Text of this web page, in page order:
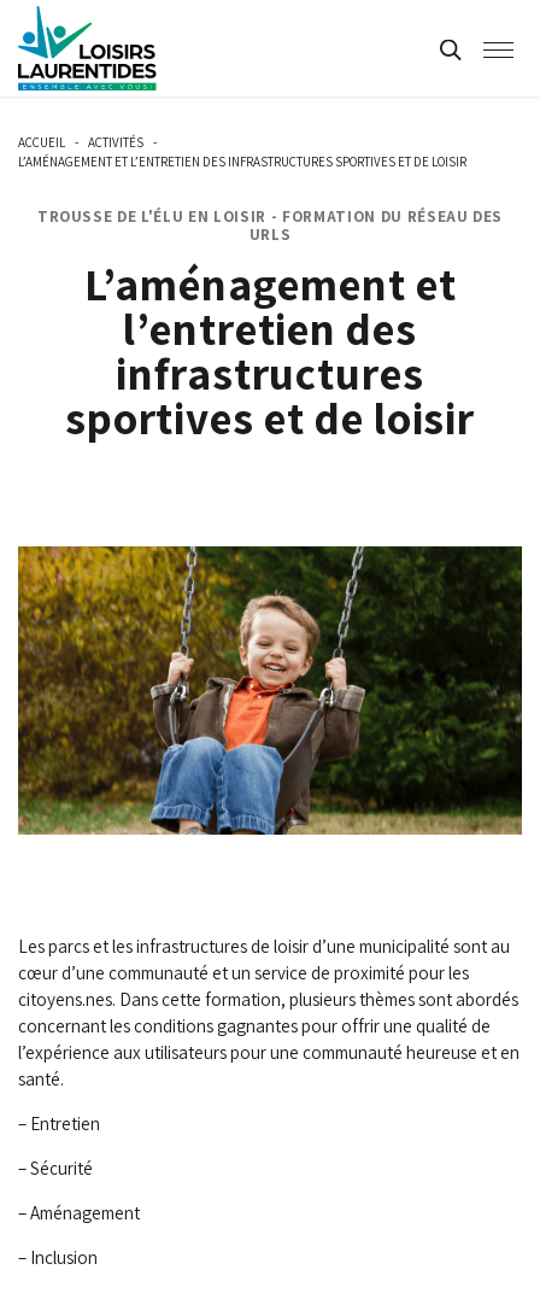
ACCUEIL - ACTIVITÉS -
L’AMÉNAGEMENT ET L’ENTRETIEN DES INFRASTRUCTURES SPORTIVES ET DE LOISIR
TROUSSE DE L'ÉLU EN LOISIR - FORMATION DU RÉSEAU DES
URLS
L’aménagement et
l’entretien des
infrastructures
sportives et de loisir
Les parcs et les infrastructures de loisir d’une municipalité sont au
cœur d’une communauté et un service de proximité pour les
citoyens.nes. Dans cette formation, plusieurs thèmes sont abordés
concernant les conditions gagnantes pour offrir une qualité de
l’expérience aux utilisateurs pour une communauté heureuse et en
santé.
– Entretien
– Sécurité
– Aménagement
– Inclusion